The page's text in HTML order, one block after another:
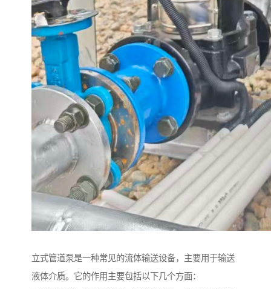
立式管道泵是一种常见的流体输送设备，主要用于输送
液体介质。它的作用主要包括以下几个方面：